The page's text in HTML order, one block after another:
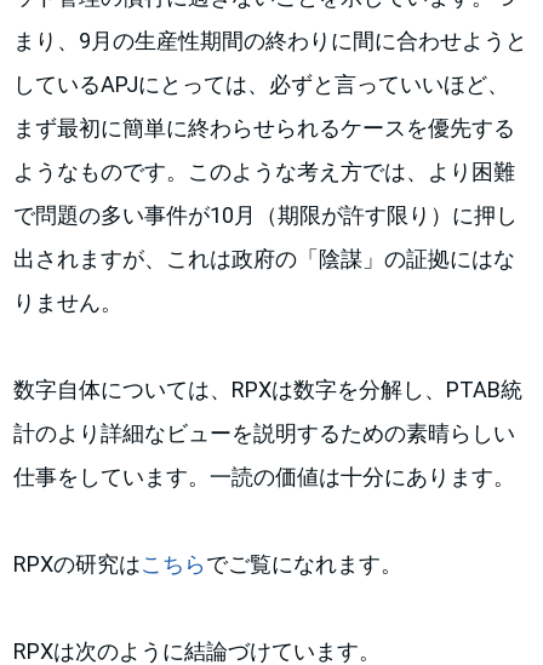
まり、9月の生産性期間の終わりに間に合わせようと
しているAPJにとっては、必ずと言っていいほど、
まず最初に簡単に終わらせられるケースを優先する
ようなものです。このような考え方では、より困難
で問題の多い事件が10月（期限が許す限り）に押し
出されますが、これは政府の「陰謀」の証拠にはな
りません。
数字自体については、RPXは数字を分解し、PTAB統
計のより詳細なビューを説明するための素晴らしい
仕事をしています。一読の価値は十分にあります。
RPXの研究はこちらでご覧になれます。
RPXは次のように結論づけています。